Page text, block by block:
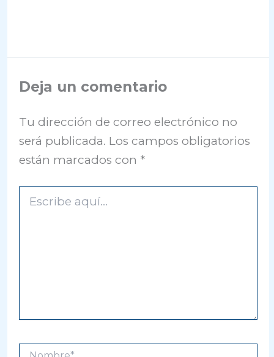
Deja un comentario
Tu dirección de correo electrónico no
será publicada. Los campos obligatorios
están marcados con *
aquí...
Nombre*